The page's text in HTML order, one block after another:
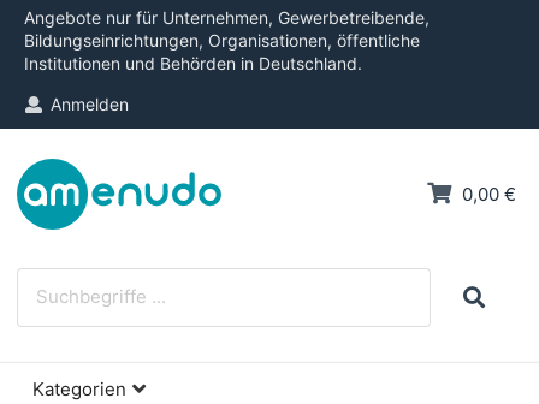
Angebote nur für Unternehmen, Gewerbetreibende,
Bildungseinrichtungen, Organisationen, öffentliche
Institutionen und Behörden in Deutschland.
Anmelden
0,00 €
Kategorien